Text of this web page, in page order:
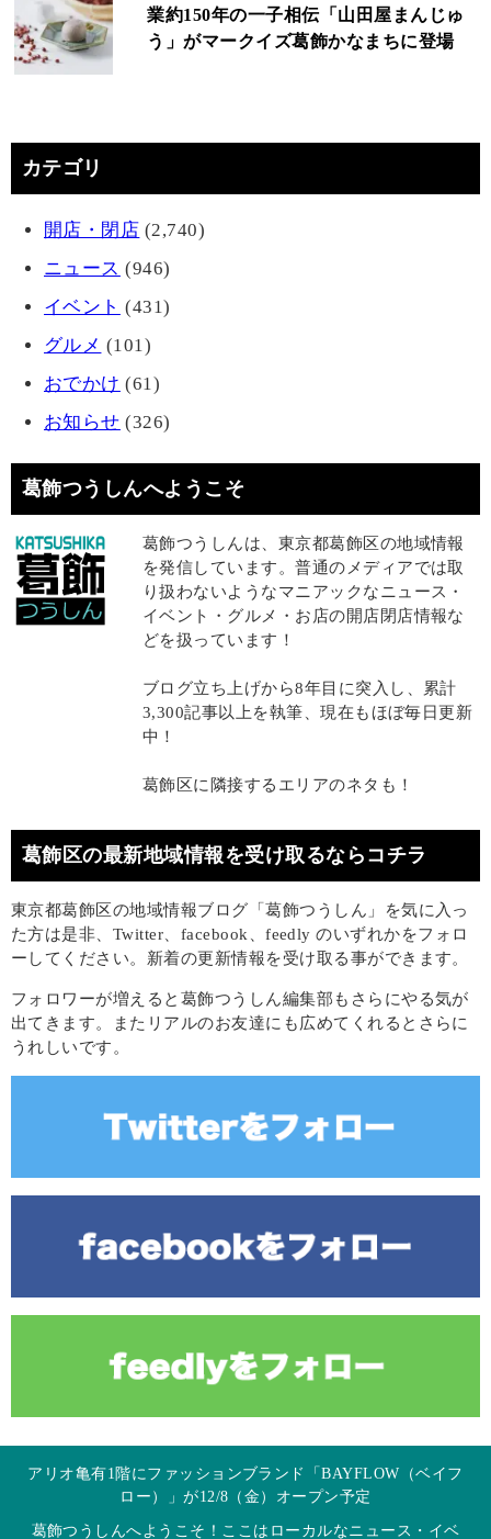
業約150年の一子相伝「山田屋まんじゅ
う」がマークイズ葛飾かなまちに登場
カテゴリ
開店・閉店 (2,740)
ニュース (946)
イベント (431)
グルメ (101)
おでかけ (61)
お知らせ (326)
葛飾つうしんへようこそ
葛飾つうしんは、東京都葛飾区の地域情報
を発信しています。普通のメディアでは取
り扱わないようなマニアックなニュース・
イベント・グルメ・お店の開店閉店情報な
どを扱っています！
ブログ立ち上げから8年目に突入し、累計
3,300記事以上を執筆、現在もほぼ毎日更新
中！
葛飾区に隣接するエリアのネタも！
葛飾区の最新地域情報を受け取るならコチラ
東京都葛飾区の地域情報ブログ「葛飾つうしん」を気に入っ
た方は是非、Twitter、facebook、feedly のいずれかをフォロ
ーしてください。新着の更新情報を受け取る事ができます。
フォロワーが増えると葛飾つうしん編集部もさらにやる気が
出てきます。またリアルのお友達にも広めてくれるとさらに
うれしいです。
アリオ亀有1階にファッションブランド「BAYFLOW（ベイフ
ロー）」が12/8（金）オープン予定
葛飾つうしんへようこそ！ここはローカルなニュース・イベ